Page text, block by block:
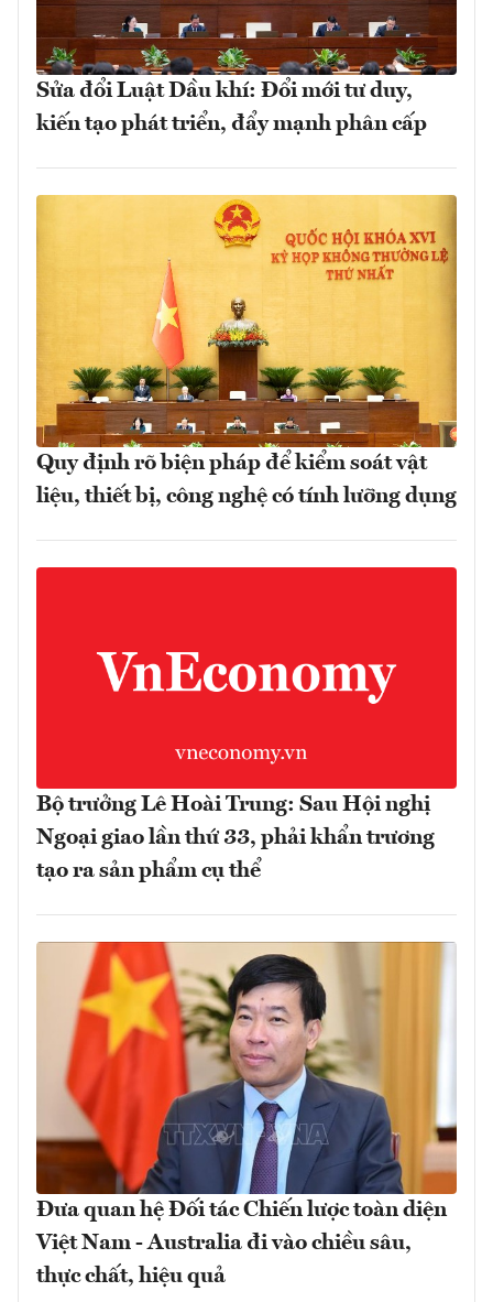
Sửa đổi Luật Dầu khí: Đổi mới tư duy,
kiến tạo phát triển, đẩy mạnh phân cấp
Quy định rõ biện pháp để kiểm soát vật
liệu, thiết bị, công nghệ có tính lưỡng dụng
Bộ trưởng Lê Hoài Trung: Sau Hội nghị
Ngoại giao lần thứ 33, phải khẩn trương
tạo ra sản phẩm cụ thể
Đưa quan hệ Đối tác Chiến lược toàn diện
Việt Nam - Australia đi vào chiều sâu,
thực chất, hiệu quả